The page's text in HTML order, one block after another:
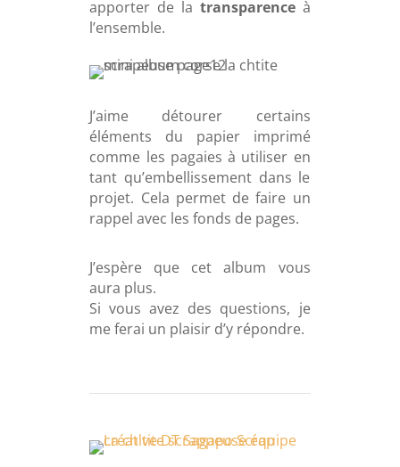
apporter de la transparenceà
l’ensemble.
J’aime détourer certains
éléments du papier imprimé
comme les pagaies à utiliser en
tant qu’embellissement dans le
projet. Cela permet de faire un
rappel avec les fonds de pages.
J’espère que cet album vous
aura plus.
Si vous avez des questions, je
me ferai un plaisir d’y répondre.